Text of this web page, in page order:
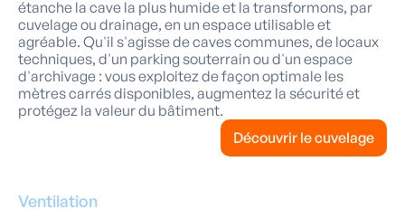
étanche la cave la plus humide et la transformons, par
cuvelage ou drainage, en un espace utilisable et
agréable. Qu'il s'agisse de caves communes, de locaux
techniques, d'un parking souterrain ou d'un espace
d'archivage : vous exploitez de façon optimale les
mètres carrés disponibles, augmentez la sécurité et
protégez la valeur du bâtiment.
Découvrir le cuvelage
Ventilation